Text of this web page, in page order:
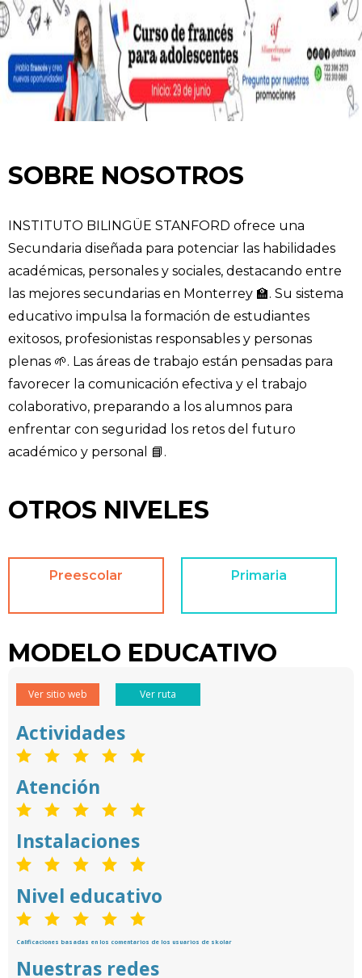
SOBRE NOSOTROS
INSTITUTO BILINGÜE STANFORD ofrece una
Secundaria diseñada para potenciar las habilidades
académicas, personales y sociales, destacando entre
las mejores secundarias en Monterrey 🏫. Su sistema
educativo impulsa la formación de estudiantes
exitosos, profesionistas responsables y personas
plenas 🌱. Las áreas de trabajo están pensadas para
favorecer la comunicación efectiva y el trabajo
colaborativo, preparando a los alumnos para
enfrentar con seguridad los retos del futuro
académico y personal 📘.
OTROS NIVELES
Preescolar Primaria
MODELO EDUCATIVO
Ver sitio web Ver ruta
Actividades
Atención
Instalaciones
Nivel educativo
Calificaciones basadas en los comentarios de los usuarios de skolar
Nuestras redes